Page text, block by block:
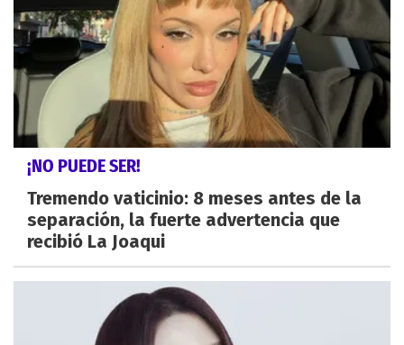
¡NO PUEDE SER!
Tremendo vaticinio: 8 meses antes de la
separación, la fuerte advertencia que
recibió La Joaqui